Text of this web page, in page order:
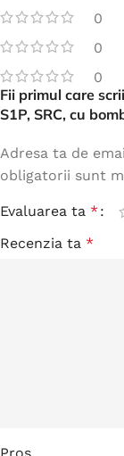
0
0
0
Fii primul care
S1P, SRC, cu
Adresa ta de
obligatorii sunt
Evaluarea ta *
Recenzia ta *
Pros